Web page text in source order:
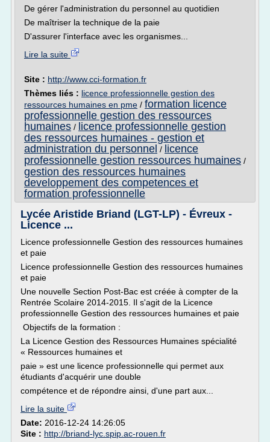
De gérer l'administration du personnel au quotidien
De maîtriser la technique de la paie
D'assurer l'interface avec les organismes...
Lire la suite
Site : http://www.cci-formation.fr
Thèmes liés : licence professionnelle gestion des
ressources humaines en pme / formation licence
professionnelle gestion des ressources
humaines / licence professionnelle gestion
des ressources humaines - gestion et
administration du personnel / licence
professionnelle gestion ressources humaines /
gestion des ressources humaines
developpement des competences et
formation professionnelle
Lycée Aristide Briand (LGT-LP) - Évreux -
Licence ...
Licence professionnelle Gestion des ressources humaines
et paie
Licence professionnelle Gestion des ressources humaines
et paie
Une nouvelle Section Post-Bac est créée à compter de la
Rentrée Scolaire 2014-2015. Il s'agit de la Licence
professionnelle Gestion des ressources humaines et paie
Objectifs de la formation :
La Licence Gestion des Ressources Humaines spécialité
« Ressources humaines et
paie » est une licence professionnelle qui permet aux
étudiants d'acquérir une double
compétence et de répondre ainsi, d'une part aux...
Lire la suite
Date: 2016-12-24 14:26:05
Site : http://briand-lyc.spip.ac-rouen.fr